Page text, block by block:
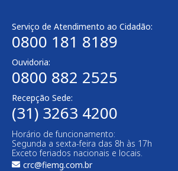
Serviço de Atendimento ao Cidadão:
0800 181 8189
Ouvidoria:
0800 882 2525
Recepção Sede:
(31) 3263 4200
Horário de funcionamento:
Segunda a sexta-feira das 8h às 17h
Exceto feriados nacionais e locais.
crc@fiemg.com.br